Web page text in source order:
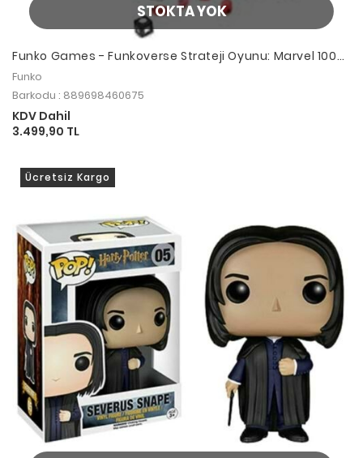
STOKTA YOK
Funko Games - Funkoverse Strateji Oyunu: Marvel 100
4'lü Karakter Paketi Chase
Funko
Barkodu : 889698460675
KDV Dahil
3.499,90 TL
Ücretsiz Kargo